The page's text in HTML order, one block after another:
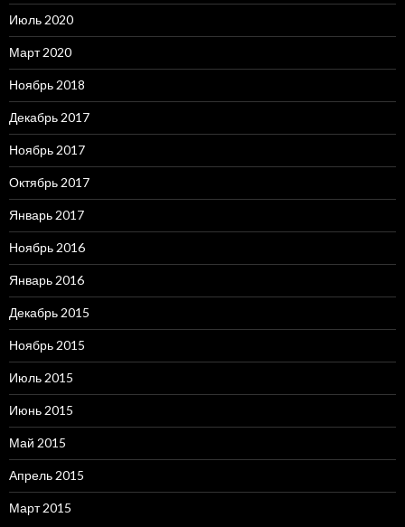
Июль 2020
Март 2020
Ноябрь 2018
Декабрь 2017
Ноябрь 2017
Октябрь 2017
Январь 2017
Ноябрь 2016
Январь 2016
Декабрь 2015
Ноябрь 2015
Июль 2015
Июнь 2015
Май 2015
Апрель 2015
Март 2015